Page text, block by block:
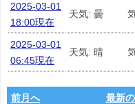
2025-03-01
18:00現在
天気: 曇
2025-03-01
06:45現在
天気: 晴
前月へ 最新